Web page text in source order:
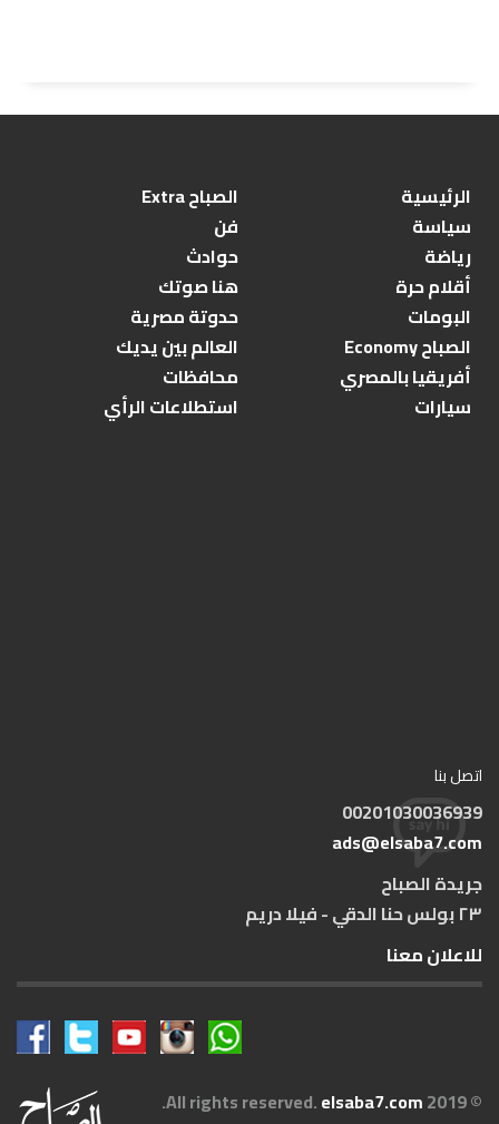
الرئيسية
الصباح Extra
سياسة
فن
رياضة
حوادث
أقلام حرة
هنا صوتك
البومات
حدوتة مصرية
الصباح Economy
العالم بين يديك
أفريقيا بالمصري
محافظات
سيارات
استطلاعات الرأي
اتصل بنا
00201030036939
ads@elsaba7.com
جريدة الصباح
٢٣ بولس حنا الدقي - فيلا دريم
للاعلان معنا
© 2019 All rights reserved.
elsaba7.com
.